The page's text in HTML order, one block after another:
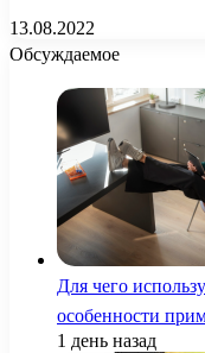
13.08.2022
Обсуждаемое
Для чего
особенности
1 день назад